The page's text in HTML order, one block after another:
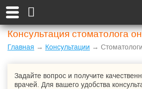
Консультация стоматолога
Главная → Консультации →
Задайте вопрос и получите
врачей. Для вашего удобства